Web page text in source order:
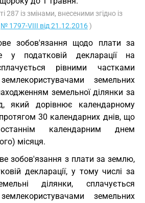
287 із змінами, внесеними згідно із
№ 1797-VIII від 21.12.2016)
зобов'язання щодо плати за
у податковій декларації на
рівними частками
земельних
земельної ділянки за
який дорівнює календарному
30 календарних днів, що
календарним днем
місяця.
зобов'язання з плати за землю,
декларації, у тому числі за
ділянки, сплачується
земельних